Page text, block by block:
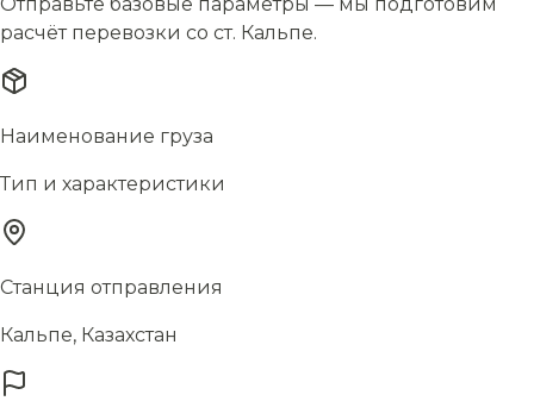
расчёт перевозки со ст. Кальпе.
Наименование груза
Тип и характеристики
Станция отправления
Кальпе, Казахстан